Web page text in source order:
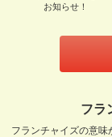
お知らせ！
フラ
フランチャイズの意味